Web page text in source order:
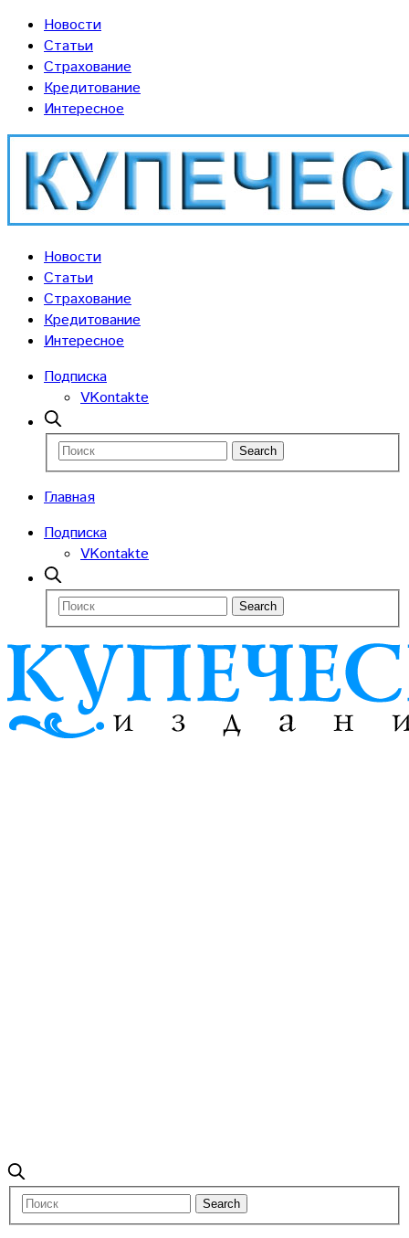
Новости
Статьи
Страхование
Кредитование
Интересное
Новости
Статьи
Страхование
Кредитование
Интересное
Подписка
VKontakte
Главная
Подписка
VKontakte